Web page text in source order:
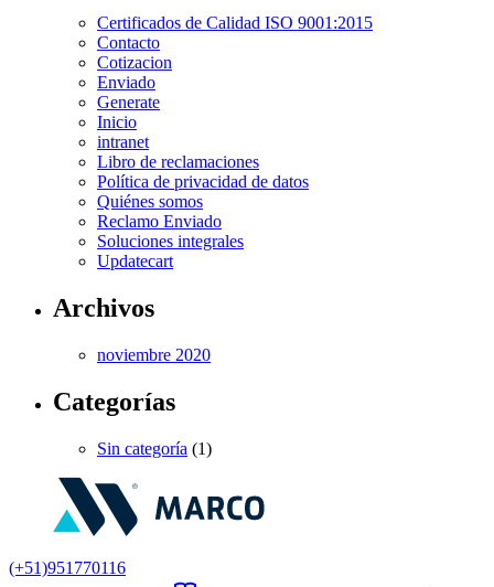
Certificados de Calidad ISO 9001:2015
Contacto
Cotizacion
Enviado
Generate
Inicio
intranet
Libro de reclamaciones
Política de privacidad de datos
Quiénes somos
Reclamo Enviado
Soluciones integrales
Updatecart
Archivos
noviembre 2020
Categorías
Sin categoría (1)
(+51)951770116